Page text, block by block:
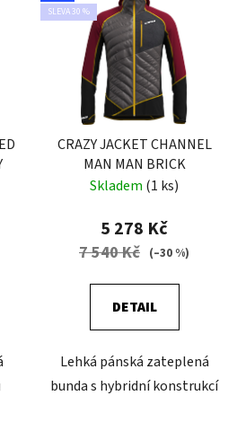
SLEVA 30 %
CRAZY JACKET CHANNEL
MAN MAN BRICK
Skladem (1 ks)
5 278 Kč
7 540 Kč (–30 %)
DETAIL
Lehká pánská zateplená
bunda s hybridní konstrukcí